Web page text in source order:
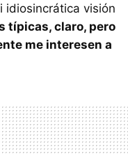
idiosincrática visión
típicas, claro, pero
me interesen a